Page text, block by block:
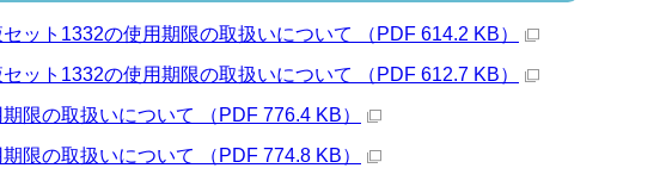
ット1332の使用期限の取扱いについて （PDF 614.2 KB）
ット1332の使用期限の取扱いについて （PDF 612.7 KB）
限の取扱いについて （PDF 776.4 KB）
限の取扱いについて （PDF 774.8 KB）